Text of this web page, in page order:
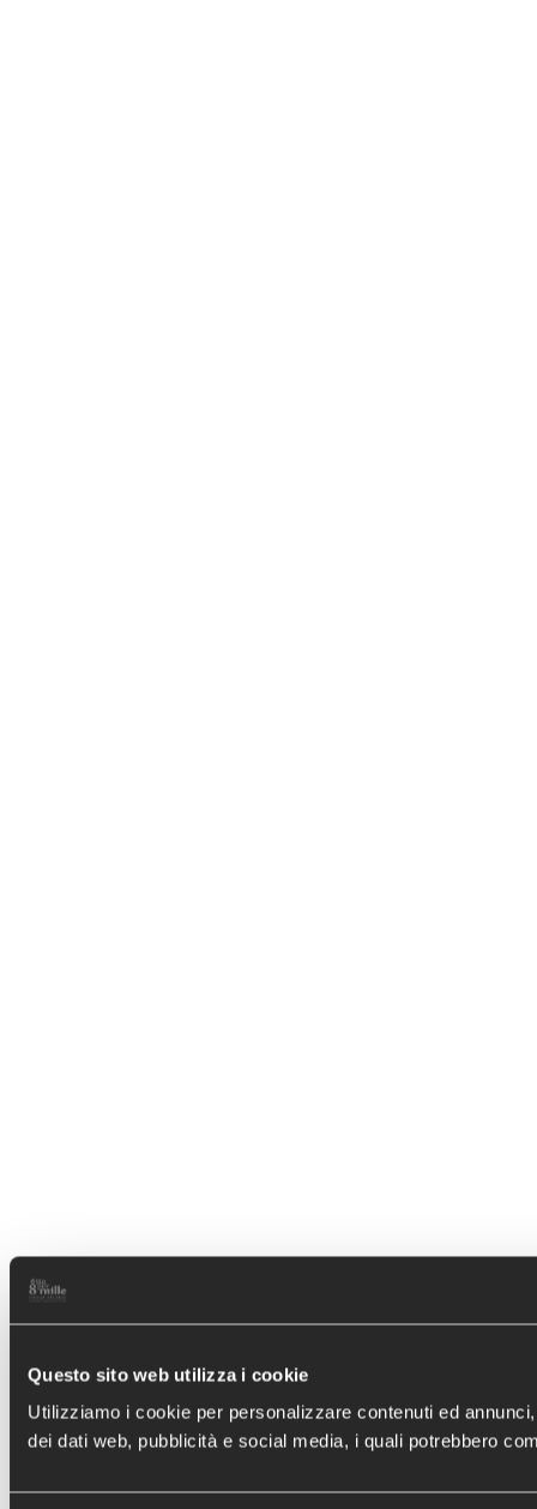
Questo sito web utilizza i cookie
Utilizziamo i cookie per personalizzare contenuti ed
dei dati web, pubblicità e social media, i quali potrebbero